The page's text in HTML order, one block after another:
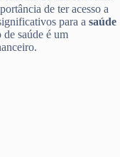
de ter acesso a
para a saúde
saúde é um